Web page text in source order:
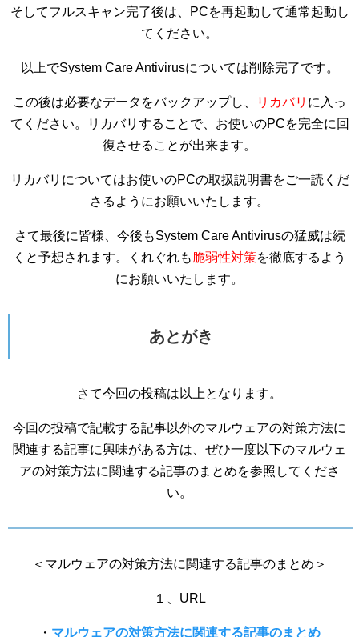
そしてフルスキャン完了後は、PCを再起動して通常起動し
てください。
以上でSystem Care Antivirusについては削除完了です。
この後は必要なデータをバックアップし、 リカバリ に入っ
てください。リカバリすることで、お使いのPCを完全に回
復させることが出来ます。
リカバリについてはお使いのPCの取扱説明書をご一読くだ
さるようにお願いいたします。
さて最後に皆様、今後もSystem Care Antivirusの猛威は続
くと予想されます。くれぐれも脆弱性対策を徹底するよう
にお願いいたします。
あとがき
さて今回の投稿は以上となります。
今回の投稿で記載する記事以外のマルウェアの対策方法に
関連する記事に興味がある方は、ぜひ一度以下のマルウェ
アの対策方法に関連する記事のまとめを参照してくださ
い。
＜マルウェアの対策方法に関連する記事のまとめ＞
１、URL
・ マルウェアの対策方法に関連する記事のまとめ